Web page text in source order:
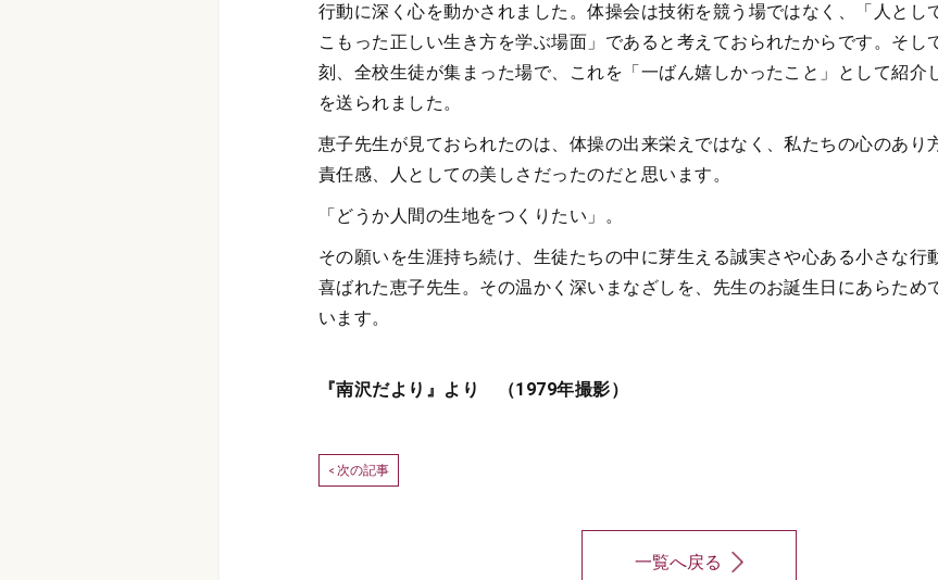
行動に深く心を動かされました。体操会は技術を競う場ではなく、「人とし
こもった正しい生き方を学ぶ場面」であると考えておられたからです。そし
刻、全校生徒が集まった場で、これを「一ばん嬉しかったこと」として紹介
を送られました。
恵子先生が見ておられたのは、体操の出来栄えではなく、私たちの心のあり
責任感、人としての美しさだったのだと思います。
「どうか人間の生地をつくりたい」。
その願いを生涯持ち続け、生徒たちの中に芽生える誠実さや心ある小さな行
喜ばれた恵子先生。その温かく深いまなざしを、先生のお誕生日にあらため
います。
『南沢だより』より （1979年撮影）
< 次の記事
一覧へ戻る